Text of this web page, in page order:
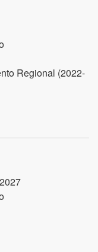
Regional (2022-